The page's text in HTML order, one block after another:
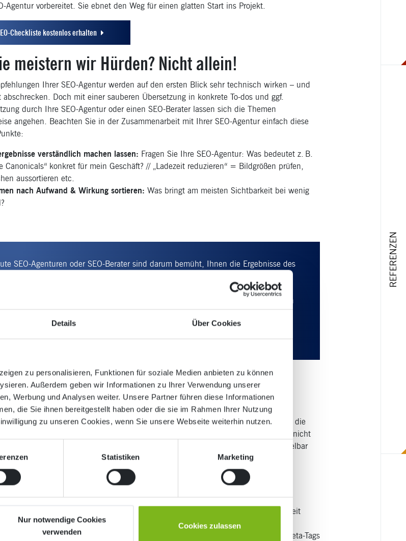
Details Über Cookies
zu personalisieren, Funktionen für soziale Medien anbieten zu können
Außerdem geben wir Informationen zu Ihrer Verwendung unserer
Werbung und Analysen weiter. Unsere Partner führen diese Informationen
die Sie ihnen bereitgestellt haben oder die sie im Rahmen Ihrer Nutzung
zu unseren Cookies, wenn Sie unsere Webseite weiterhin nutzen.
Statistiken Marketing
Nur notwendige Cookies
verwenden
Cookies zulassen
REFERENZEN
Agentur vorbereitet. Sie ebnet den Weg für einen glatten Start ins Projekt.
Checkliste kostenlos erhalten
meistern wir Hürden? Nicht allein!
Ihrer SEO-Agentur werden auf den ersten Blick sehr technisch wirken – und
abschrecken. Doch mit einer sauberen Übersetzung in konkrete To-dos und ggf.
durch Ihre SEO-Agentur oder einen SEO-Berater lassen sich die Themen
angehen. Beachten Sie in der Zusammenarbeit mit Ihrer SEO-Agentur einfach diese
verständlich machen lassen: Fragen Sie Ihre SEO-Agentur: Was bedeutet z. B.
Canonicals“ konkret für mein Geschäft? // „Ladezeit reduzieren“ = Bildgrößen prüfen,
aussortieren etc.
nach Aufwand & Wirkung sortieren: Was bringt am meisten Sichtbarkeit bei wenig
SEO-Agenturen oder SEO-Berater sind darum bemüht, Ihnen die Ergebnisse des
hingeht und welchen Sinn die Maßnahmen haben. Wenn sich Ihre SEO-
nicht „in die Karten schauen lässt“, wird es schwieriger für Sie, sobald es an
Umsetzung der SEO-Maßnahmen geht. Damit Ihre SEO-Strategie funktioniert,
Dialog stattfinden! Sonst laufen die Maßnahmen mit hoher Wahrscheinlichkeit
Leere.
setzen wir um? Die empfohlenen SEO-
sinnvoll priorisieren
selten über große Marketingteams oder hohe Budgets. Umso wichtiger ist es, die
Maßnahmen der SEO-Agentur nach Priorität und Wirkung zu sortieren – denn nicht
sofort erledigt werden! Die Effekte von SEO-Maßnahmen sind meist nicht unmittelbar
sondern entfalten sich schrittweise. Lassen Sie sich also Zeit und beobachten Sie
wo Sie stehen.
z. B. fehlerfreie Crawlbarkeit, Seitenladezeit
HTTPS, saubere Indexierung
Keyword-Optimierung bestehender Seiten:
relevante Begriffe gezielt einbauen, Meta-Tags